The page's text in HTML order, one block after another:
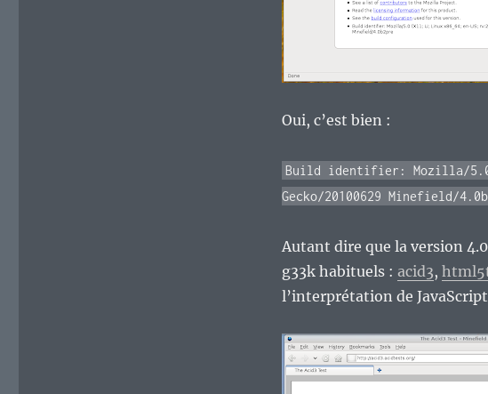
Oui, c’est bien :
Build identifier: Mozilla/5.0
Gecko/20100629 Minefield/
Autant dire que la version
g33k habituels : acid3,
l’interprétation de